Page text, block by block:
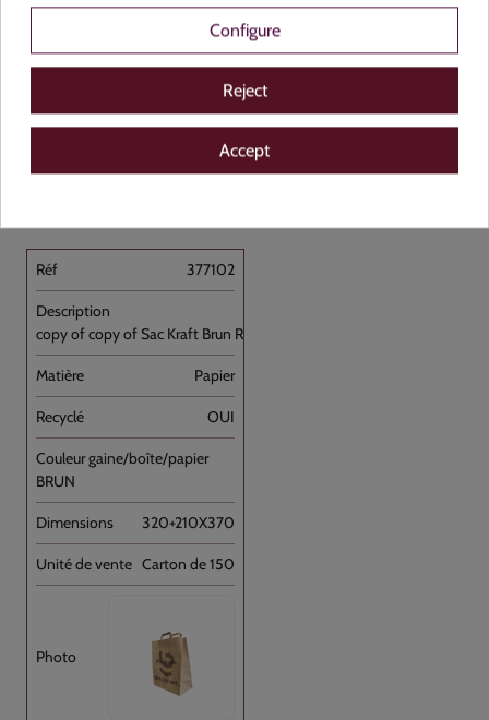
Voir le produit
377102
copy of copy of Sac Kraft Brun Recyclé [...]
Papier
OUI
BRUN
320+210X370
Carton de 150
Configure
Reject
Accept